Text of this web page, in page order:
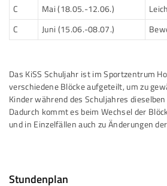
C
Mai (18.05.-12.06.)
C
Juni (15.06.-08.07.)
Das KiSS Schuljahr ist im Sportzentrum
verschiedene Blöcke aufgeteilt, um zu
Kinder während des Schuljahres
Dadurch kommt es beim Wechsel der
und in Einzelfällen auch zu Änderungen
Stundenplan